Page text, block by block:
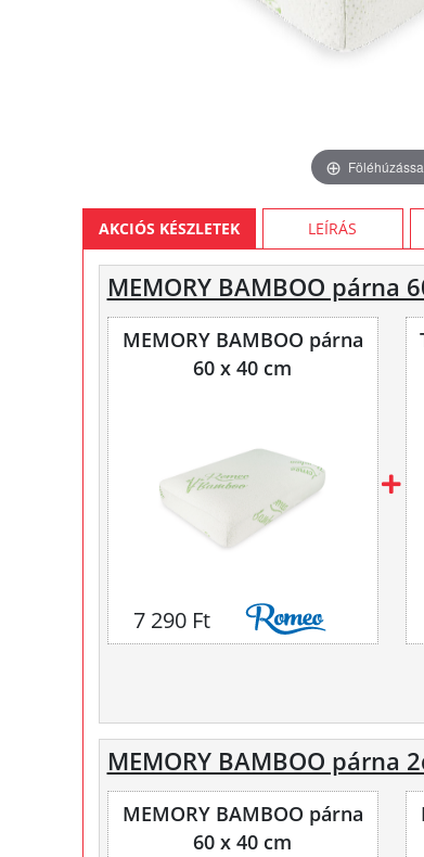
AKCIÓS KÉSZLETEK LEÍRÁS
MEMORY BAMBOO
MEMORY BAMBOO párna
60 x 40 cm
7 290 Ft
MEMORY BAMBOO párna
MEMORY BAMBOO párna
60 x 40 cm